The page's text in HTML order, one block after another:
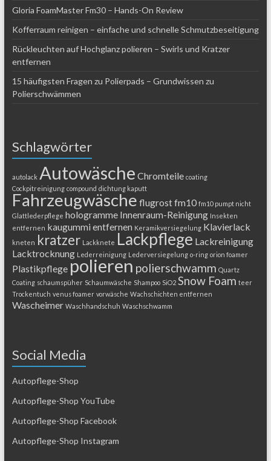
Gloria FoamMaster Fm30 – Hands-On Review
Kofferraum reinigen – einfache und schnelle Schmutzbeseitigung
Rückleuchten auf Hochglanz polieren – Swirls und Kratzer
entfernen
15 häufigsten Fragen zu Polierpads – Grundwissen zu
Polierschwämmen
Schlagwörter
autolack Autowäsche Chromteile coating
Cockpitreinigung compound dichtung kaputt
Fahrzeugwäsche flugrostfm10 fm10 pumpt nicht
Glattlederpflege hologramme Innenraum-Reinigung Insekten
entfernen kaugummi entfernen Keramikversiegelung Klavierlack
kneten kratzer Lackknete Lackpflege Lackreinigung
Lacktrocknung Lederreinigung Lederversiegelung o-ring orion foamer
Plastikpflege polieren polierschwamm Quartz
Coating schaumspüher Schaumwäsche Shampoo SiO2 Snow Foam teer
Trockentuch venus foamer vorwäsche Wachschichten entfernen
Wascheimer Waschhandschuh Waschschwamm
Social Media
Autopflege-Shop
Autopflege-Shop YouTube
Autopflege-Shop Facebook
Autopflege-Shop Instagram